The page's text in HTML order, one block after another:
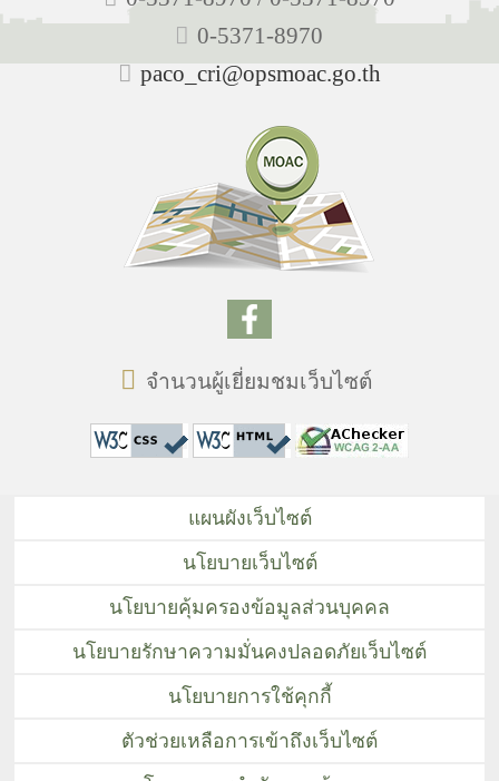
0-5371-8970
paco_cri@opsmoac.go.th
จำนวนผู้เยี่ยมชมเว็บไซต์
แผนผังเว็บไซต์
นโยบายเว็บไซต์
นโยบายคุ้มครองข้อมูลส่วนบุคคล
นโยบายรักษาความมั่นคงปลอดภัยเว็บไซต์
นโยบายการใช้คุกกี้
ตัวช่วยเหลือการเข้าถึงเว็บไซต์